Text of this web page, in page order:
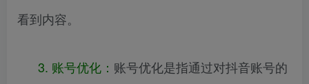
看到内容。
3. 账号优化： 账号优化是指通过对抖音账号的